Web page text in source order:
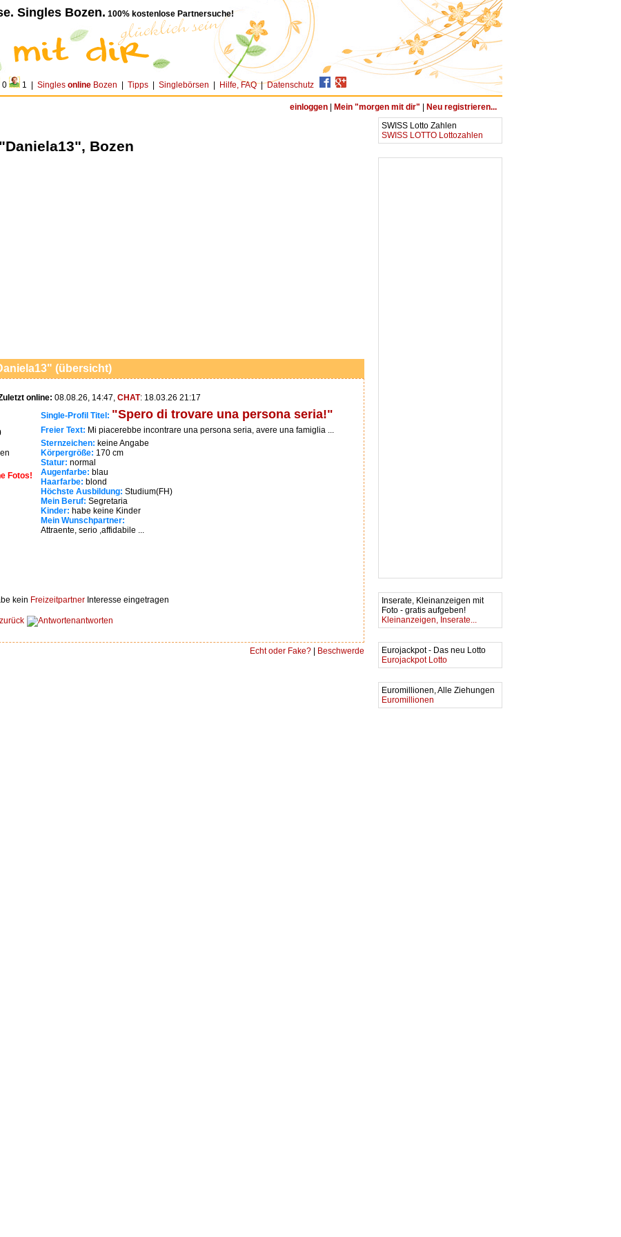
Singles Bozen. 100% kostenlose Partnersuche!
0 1 | Singles online Bozen Tipps Singlebörsen Hilfe, FAQ|Datenschutz
einloggen Mein "morgen mit dir" Neu registrieren...
Bozen
(übersicht)
online: 08.08.26, 14:47, CHAT: 18.03.26 21:17
Fotos!
Single-Profil Titel: "Spero di trovare una persona seria!"
Freier Text: Mi piacerebbe incontrare una persona seria, avere una famiglia ...
Sternzeichen: keine Angabe
Körpergröße: 170 cm
Statur: normal
Augenfarbe: blau
Haarfarbe: blond
Höchste Ausbildung: Studium(FH)
Mein Beruf: Segretaria
Kinder: habe keine Kinder
Mein Wunschpartner:
Attraente, serio ,affidabile ...
kein Freizeitpartner Interesse eingetragen
zurück antworten
Echt oder Fake? Beschwerde
SWISS Lotto Zahlen
SWISS LOTTO Lottozahlen
Inserate, Kleinanzeigen mit
Foto - gratis aufgeben!
Kleinanzeigen, Inserate...
Eurojackpot - Das neu Lotto
Eurojackpot Lotto
Euromillionen, Alle Ziehungen
Euromillionen